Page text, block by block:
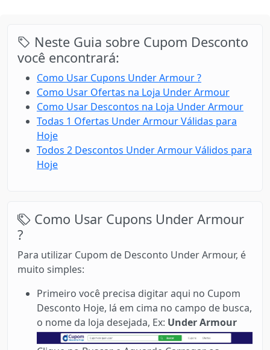
Neste Guia sobre Cupom Desconto
você encontrará:
Como Usar Cupons Under Armour ?
Como Usar Ofertas na Loja Under Armour
Como Usar Descontos na Loja Under Armour
Todas 1 Ofertas Under Armour Válidas para
Hoje
Todos 2 Descontos Under Armour Válidos para
Hoje
Como Usar Cupons Under Armour
?
Para utilizar Cupom de Desconto Under Armour, é
muito simples:
Primeiro você precisa digitar aqui no Cupom
Desconto Hoje, lá em cima no campo de busca,
o nome da loja desejada, Ex: Under Armour